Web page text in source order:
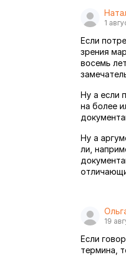
1
Если
зрения
восемь
Ну а если
на более
Ну а
ли,
19
Если
термина,